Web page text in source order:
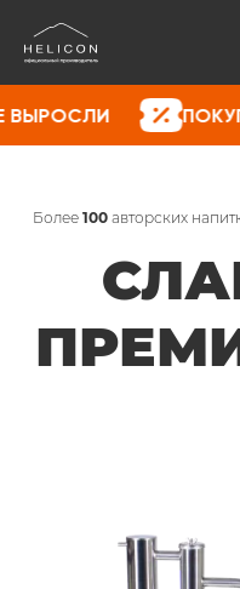
ПОКУПАЙТЕ
Более 100авторских